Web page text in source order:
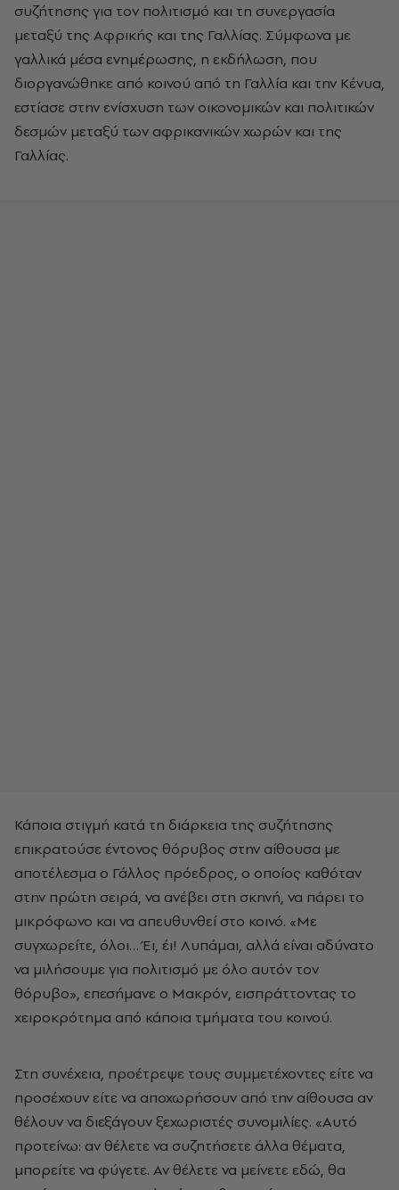
συζήτησης για τον πολιτισμό και τη συνεργασία
μεταξύ της Αφρικής και της Γαλλίας. Σύμφωνα με
γαλλικά μέσα ενημέρωσης, η εκδήλωση, που
διοργανώθηκε από κοινού από τη Γαλλία και την Κένυα,
εστίασε στην ενίσχυση των οικονομικών και πολιτικών
δεσμών μεταξύ των αφρικανικών χωρών και της
Γαλλίας.
Κάποια στιγμή κατά τη διάρκεια της συζήτησης
επικρατούσε έντονος θόρυβος στην αίθουσα με
αποτέλεσμα ο Γάλλος πρόεδρος, ο οποίος καθόταν
στην πρώτη σειρά, να ανέβει στη σκηνή, να πάρει το
μικρόφωνο και να απευθυνθεί στο κοινό. «Με
συγχωρείτε, όλοι… Έι, έι! Λυπάμαι, αλλά είναι αδύνατο
να μιλήσουμε για πολιτισμό με όλο αυτόν τον
θόρυβο», επεσήμανε ο Μακρόν, εισπράττοντας το
χειροκρότημα από κάποια τμήματα του κοινού.
Στη συνέχεια, προέτρεψε τους συμμετέχοντες είτε να
προσέχουν είτε να αποχωρήσουν από την αίθουσα αν
θέλουν να διεξάγουν ξεχωριστές συνομιλίες. «Αυτό
προτείνω: αν θέλετε να συζητήσετε άλλα θέματα,
μπορείτε να φύγετε. Αν θέλετε να μείνετε εδώ, θα